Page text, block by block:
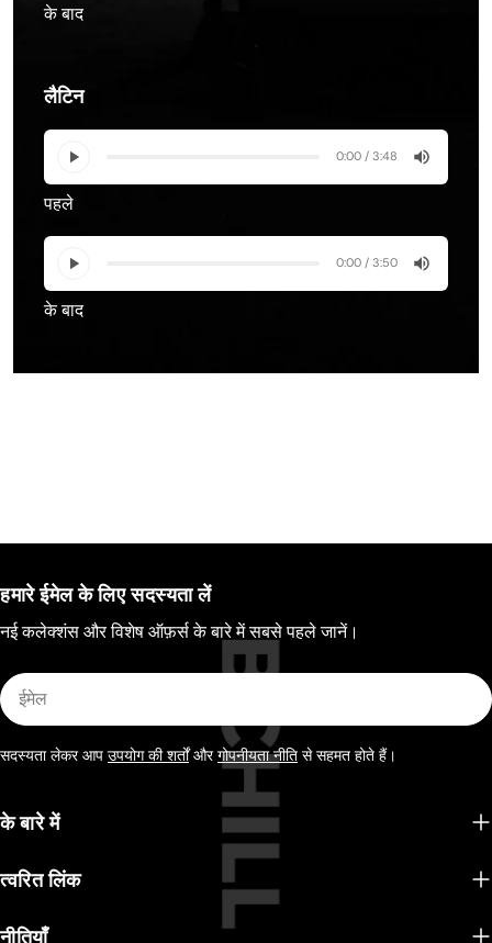
के बाद
लैटिन
0:00 / 3:48
पहले
0:00 / 3:50
के बाद
हमारे ईमेल के लिए सदस्यता लें
नई कलेक्शंस और विशेष ऑफ़र्स के बारे में सबसे पहले जानें।
ईमेल
सदस्यता लेकर आप उपयोग की शर्तोंऔरगोपनीयता नीति से सहमत होते हैं।
के बारे में
त्वरित लिंक
नीतियाँ